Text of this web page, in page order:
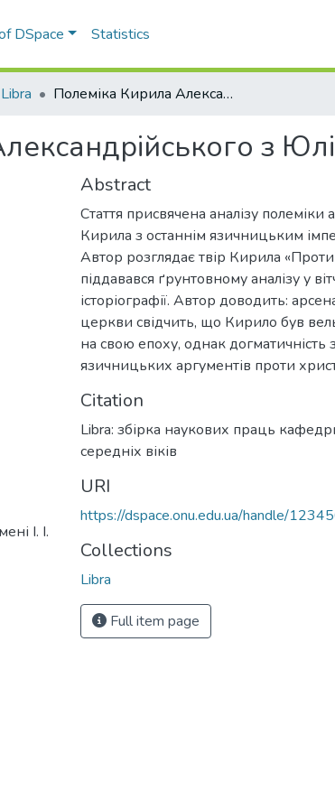
DSpace Statistics
Libra Полеміка Кирила Александрійського з Юліаном Відступником
з
І. І.
Abstract
Стаття присвячена аналізу полеміки
Кирила з останнім язичницьким
Автор розглядає твір Кирила
піддавався ґрунтовному аналізу у
історіографії. Автор доводить:
церкви свідчить, що Кирило був
на свою епоху, однак догматичність
язичницьких аргументів проти
Citation
Libra: збірка наукових праць кафедри
середніх віків
URI
https://dspace.onu.edu.ua/handle/
Collections
Libra
Full item page